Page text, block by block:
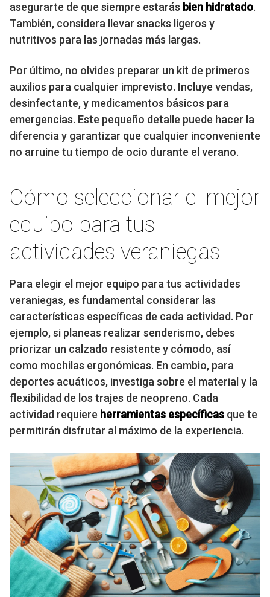
asegurarte de que siempre estarás bien hidratado.
También, considera llevar snacks ligeros y
nutritivos para las jornadas más largas.
Por último, no olvides preparar un kit de primeros
auxilios para cualquier imprevisto. Incluye vendas,
desinfectante, y medicamentos básicos para
emergencias. Este pequeño detalle puede hacer la
diferencia y garantizar que cualquier inconveniente
no arruine tu tiempo de ocio durante el verano.
Cómo seleccionar el mejor
equipo para tus
actividades veraniegas
Para elegir el mejor equipo para tus actividades
veraniegas, es fundamental considerar las
características específicas de cada actividad. Por
ejemplo, si planeas realizar senderismo, debes
priorizar un calzado resistente y cómodo, así
como mochilas ergonómicas. En cambio, para
deportes acuáticos, investiga sobre el material y la
flexibilidad de los trajes de neopreno. Cada
actividad requiere herramientas específicas que te
permitirán disfrutar al máximo de la experiencia.